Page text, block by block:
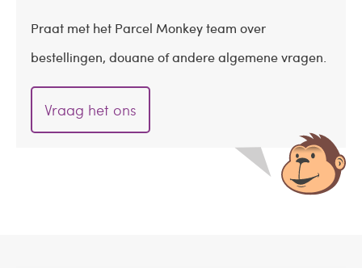
Praat met het Parcel Monkey team over
bestellingen, douane of andere algemene vragen.
Vraag het ons